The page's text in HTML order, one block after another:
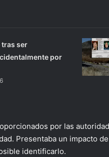
tras ser
por
por las
Presentaba un impacto
identificarlo.